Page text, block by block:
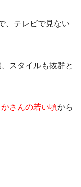
、テレビで見ない
スタイルも抜群と
さんの若い頃から